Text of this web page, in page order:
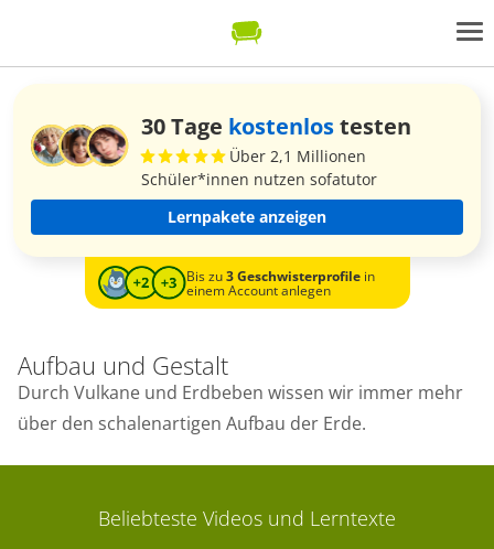
30 Tage kostenlostesten
Über 2,1 Millionen
Schüler*innen nutzen sofatutor
Lernpakete anzeigen
Bis zu3 Geschwisterprofilein
einem Account anlegen
Aufbau und Gestalt
Durch​ Vulkane ​​und E​rdbeben wissen wir immer mehr
über den schalenartigen Aufbau​​ der ​Erde.
Beliebteste Videos und Lerntexte